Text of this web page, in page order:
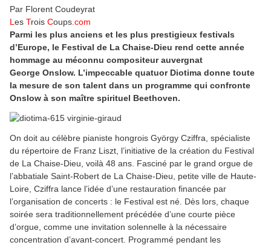
Par Florent Coudeyrat
L es Trois Coups .com
Parmi les plus anciens et les plus prestigieux festivals
d’Europe, le Festival de La Chaise‑Dieu rend cette année
hommage au méconnu compositeur auvergnat
George Onslow. L’impeccable quatuor Diotima donne toute
la mesure de son talent dans un programme qui confronte
Onslow à son maître spirituel Beethoven.
On doit au célèbre pianiste hongrois György Cziffra, spécialiste
du répertoire de Franz Liszt, l’initiative de la création du Festival
de La Chaise-Dieu, voilà 48 ans. Fasciné par le grand orgue de
l’abbatiale Saint-Robert de La Chaise-Dieu, petite ville de Haute-
Loire, Cziffra lance l’idée d’une restauration financée par
l’organisation de concerts : le Festival est né. Dès lors, chaque
soirée sera traditionnellement précédée d’une courte pièce
d’orgue, comme une invitation solennelle à la nécessaire
concentration d’avant-concert. Programmé pendant les